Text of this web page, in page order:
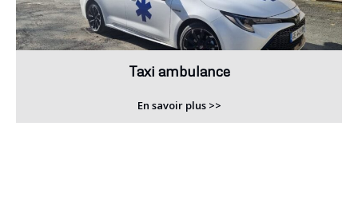
Taxi ambulance
En savoir plus >>